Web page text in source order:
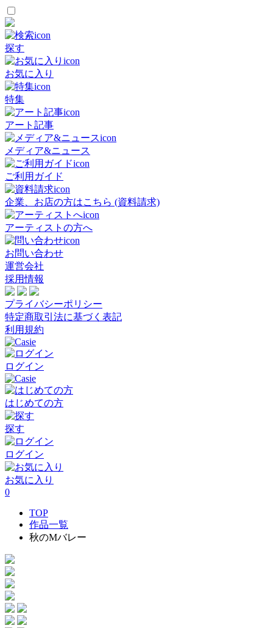
探す
お気に入り
特集
アート記事
メディア&ニュース
ご利用ガイド
企業、お店の方はこちら (資料請求)
アーティストの方へ
お問い合わせ
運営会社
採用情報
プライバシーポリシー
特定商取引法に基づく表記
利用規約
ログイン
はじめての方
探す
ログイン
お気に入り
0
TOP
作品一覧
秋のMバレー